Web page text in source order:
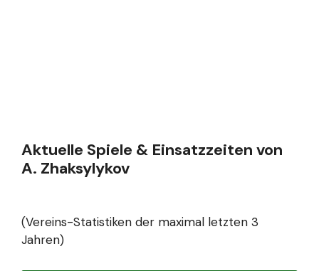
Aktuelle Spiele & Einsatzzeiten von
A. Zhaksylykov
(Vereins-Statistiken der maximal letzten 3
Jahren)